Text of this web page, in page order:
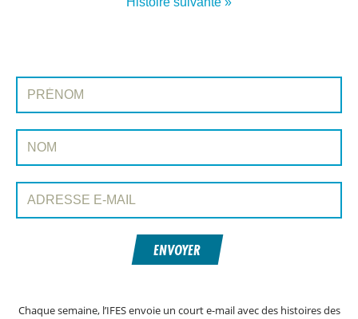
INSCRIVEZ-VOUS À PRAYERLINE
ENVOYER
Chaque semaine, l’IFES envoie un court e-mail avec des histoires des